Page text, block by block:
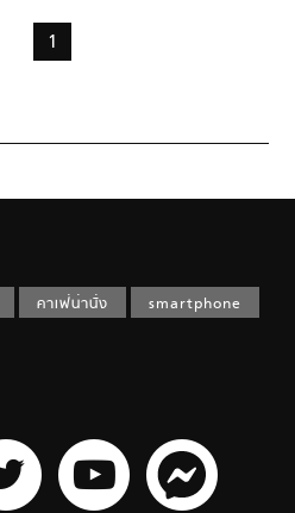
1
คาเฟ่น่านั่ง
smartphone